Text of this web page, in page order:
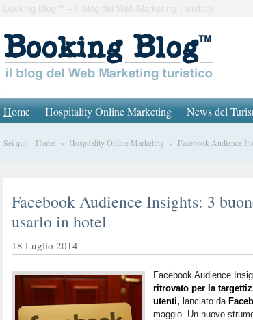
Booking Blog™ – Il blog del Web Marketing Turistico
Home Hospitality Online Marketing News del
Sei qui: Home » Hospitality Online Marketing » Facebook Audience
Facebook Audience Insights: 3
usarlo in hotel
18 Luglio 2014
Facebook Audience
ritrovato per la
utenti, lanciato da
maggio. Un nuovo